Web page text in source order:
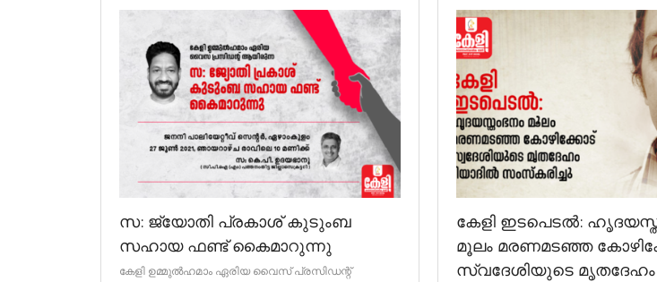
സ: ജ്യോതി പ്രകാശ് കുടുംബ
സഹായ ഫണ്ട് കൈമാറുന്നു
കേളി ഉമ്മുൽഹമാം ഏരിയ വൈസ് പ്രസിഡന്റ്
കേളി ഇടപെടൽ:
മൂലം മരണമടഞ്ഞ
സ്വദേശിയുടെ മൃതദേഹം